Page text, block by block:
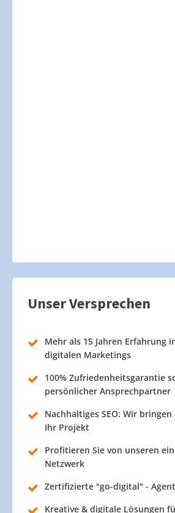
Unser Versprechen
Mehr als 15 Jahren Erfahrung
digitalen Marketings
100% Zufriedenheitsgarantie
persönlicher Ansprechpartner
Nachhaltiges SEO: Wir
Ihr Projekt
Profitieren Sie von unseren
Netzwerk
Zertifizierte "go-digital" -
Kreative & digitale Lösungen